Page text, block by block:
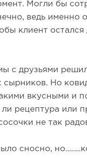
Могли бы
ведь именно
клиент
с друзьями
сырников. Но
вкусными и
рецептура или
не так
сносно,